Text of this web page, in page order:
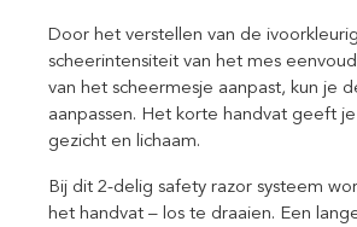
Door het verstellen van de
scheerintensiteit van het mes
van het scheermesje aanpast, kun je
aanpassen. Het korte handvat geeft
gezicht en lichaam.
Bij dit 2-delig safety razor systeem
het handvat – los te draaien. Een